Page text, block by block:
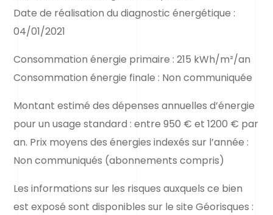
Date de réalisation du diagnostic énergétique :
04/01/2021
Consommation énergie primaire : 215 kWh/m²/an
Consommation énergie finale : Non communiquée
Montant estimé des dépenses annuelles d’énergie
pour un usage standard : entre 950 € et 1200 € par
an. Prix moyens des énergies indexés sur l’année :
Non communiqués (abonnements compris)
Les informations sur les risques auxquels ce bien
est exposé sont disponibles sur le site Géorisques :